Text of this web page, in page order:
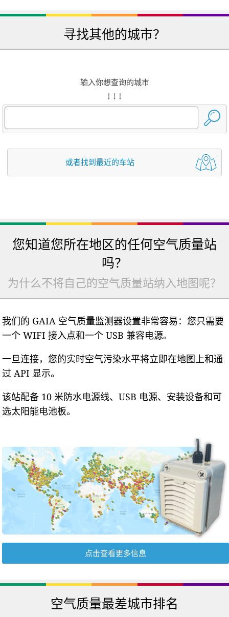
寻找其他的城市？
输入你想查询的城市
↓ ↓ ↓
或者找到最近的车站
您知道您所在地区的任何空气质量站
吗？
为什么不将自己的空气质量站纳入地图呢？
我们的 GAIA 空气质量监测器设置非常容易：您只需要
一个 WIFI 接入点和一个 USB 兼容电源。
一旦连接，您的实时空气污染水平将立即在地图上和通
过 API 显示。
该站配备 10 米防水电源线、USB 电源、安装设备和可
选太阳能电池板。
点击查看更多信息
空气质量最差城市排名